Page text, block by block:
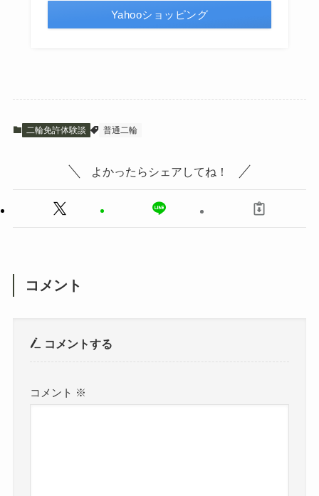
Yahooショッピング
二輪免許体験談 普通二輪
よかったらシェアしてね！
コメント
コメントする
コメント ※